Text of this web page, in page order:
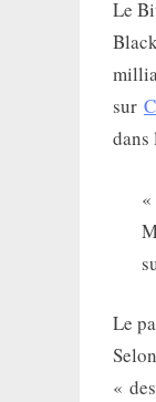
Le
sur
Le
«